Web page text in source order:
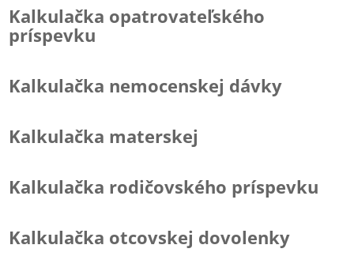
Kalkulačka opatrovateľského
príspevku
Kalkulačka nemocenskej dávky
Kalkulačka materskej
Kalkulačka rodičovského príspevku
Kalkulačka otcovskej dovolenky